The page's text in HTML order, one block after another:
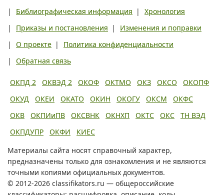
|
Библиографическая информация |
Хронология
|
Приказы и постановления |
Изменения и поправки
|
О проекте |
Политика конфиденциальности
|
Обратная связь
ОКПД 2 ОКВЭД 2 ОКОФ ОКТМО ОКЗ ОКСО
ОКОПФ
ОКУД
ОКЕИ ОКАТО ОКИН ОКОГУ ОКСМ
ОКФС
ОКВ
ОКПИиПВ ОКСВНК ОКНХП ОКТС ОКС
ТН ВЭД
ОКПДУПР
ОКФИ
КИЕС
Материалы сайта носят справочный характер,
предназначены только для ознакомления и не являются
точными копиями официальных документов.
© 2012-2026 classifikators.ru — общероссийские